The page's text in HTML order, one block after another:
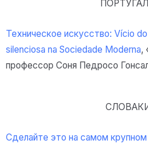
Техническое искусство: Vício
silenciosa na Sociedade Moderna,
профессор Соня Педросо
Сделайте это на самом